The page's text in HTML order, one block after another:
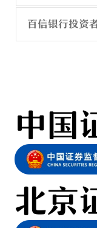
百信银行投资
中国
北京